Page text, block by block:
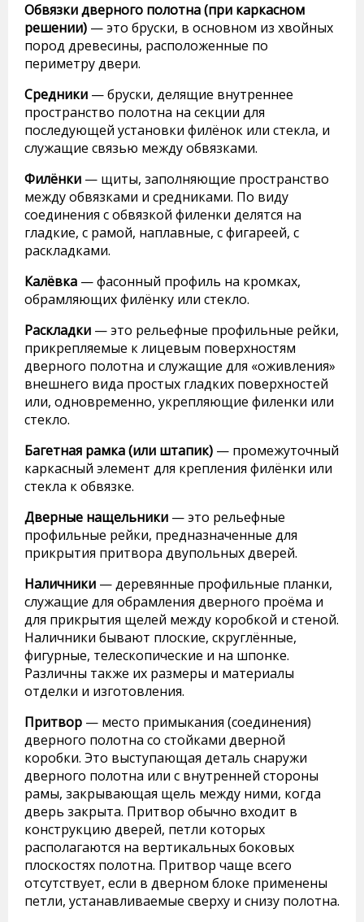
Обвязки дверного полотна (при каркасном
решении) — это бруски, в основном из хвойных
пород древесины, расположенные по
периметру двери.
Средники — бруски, делящие внутреннее
пространство полотна на секции для
последующей установки филёнок или стекла, и
служащие связью между обвязками.
Филёнки — щиты, заполняющие пространство
между обвязками и средниками. По виду
соединения с обвязкой филенки делятся на
гладкие, с рамой, наплавные, с фигареей, с
раскладками.
Калёвка — фасонный профиль на кромках,
обрамляющих филёнку или стекло.
Раскладки — это рельефные профильные рейки,
прикрепляемые к лицевым поверхностям
дверного полотна и служащие для «оживления»
внешнего вида простых гладких поверхностей
или, одновременно, укрепляющие филенки или
стекло.
Багетная рамка (или штапик) — промежуточный
каркасный элемент для крепления филёнки или
стекла к обвязке.
Дверные нащельники — это рельефные
профильные рейки, предназначенные для
прикрытия притвора двупольных дверей.
Наличники — деревянные профильные планки,
служащие для обрамления дверного проёма и
для прикрытия щелей между коробкой и стеной.
Наличники бывают плоские, скруглённые,
фигурные, телескопические и на шпонке.
Различны также их размеры и материалы
отделки и изготовления.
Притвор — место примыкания (соединения)
дверного полотна со стойками дверной
коробки. Это выступающая деталь снаружи
дверного полотна или с внутренней стороны
рамы, закрывающая щель между ними, когда
дверь закрыта. Притвор обычно входит в
конструкцию дверей, петли которых
располагаются на вертикальных боковых
плоскостях полотна. Притвор чаще всего
отсутствует, если в дверном блоке применены
петли, устанавливаемые сверху и снизу полотна.